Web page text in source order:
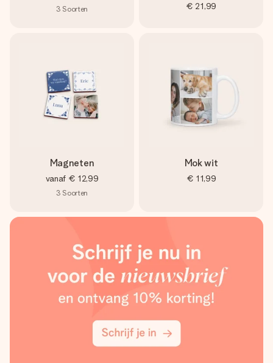
3 Soorten € 21,99
Magneten
vanaf € 12,99
3 Soorten
Mok wit
€ 11,99